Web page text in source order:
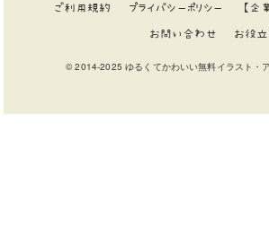
ご利用規約 プライバシーポリシー 【企
お問い合わせ お役立
© 2014-2025 ゆるくてかわいい無料イラスト・